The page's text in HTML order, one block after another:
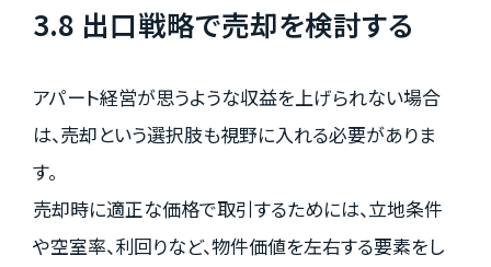
3.8 出口戦略で売却を検討する
アパート経営が思うような収益を上げられない場合
は、売却という選択肢も視野に入れる必要がありま
す。
売却時に適正な価格で取引するためには、立地条件
や空室率、利回りなど、物件価値を左右する要素をし